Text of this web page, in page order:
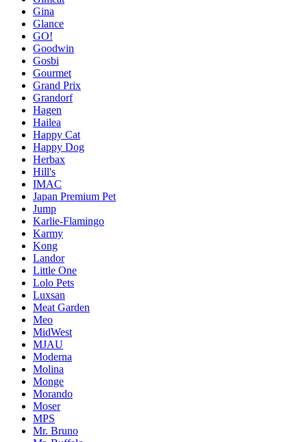
Gina
Glance
GO!
Goodwin
Gosbi
Gourmet
Grand Prix
Grandorf
Hagen
Hailea
Happy Cat
Happy Dog
Herbax
Hill's
IMAC
Japan Premium Pet
Jump
Karlie-Flamingo
Karmy
Kong
Landor
Little One
Lolo Pets
Luxsan
Meat Garden
Meo
MidWest
MJAU
Moderna
Molina
Monge
Morando
Moser
MPS
Mr. Bruno